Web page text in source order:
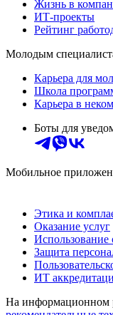
Жизнь в
ИТ-проекты
Рейтинг
Молодым
Карьера для
Школа
Карьера в
Боты для
Мобильное
Этика и
Оказание услуг
Использование
Защита
ИТ
На информационном